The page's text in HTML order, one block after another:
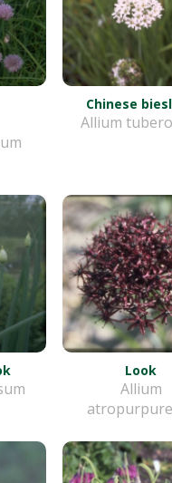
Chinese
Allium
Look
Allium